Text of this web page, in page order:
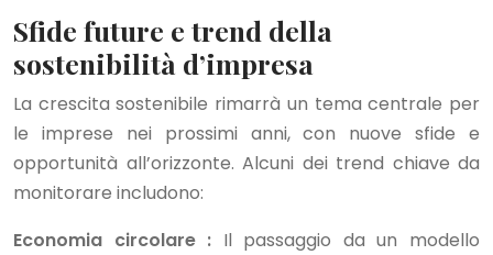
Sfide future e trend della
sostenibilità d’impresa
La crescita sostenibile rimarrà un tema centrale per
le imprese nei prossimi anni, con nuove sfide e
opportunità all’orizzonte. Alcuni dei trend chiave da
monitorare includono:
Economia circolare : Il passaggio da un modello